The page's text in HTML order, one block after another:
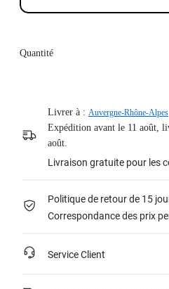
Quantité
Livrer à : Auvergne-Rhône-Alpes
Expédition avant le 11 août,
août.
Livraison gratuite pour les
Politique de retour de 15
Correspondance des prix
Service Client